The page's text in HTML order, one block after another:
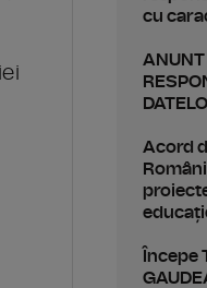
cu
ANUNT
Acord
Începe